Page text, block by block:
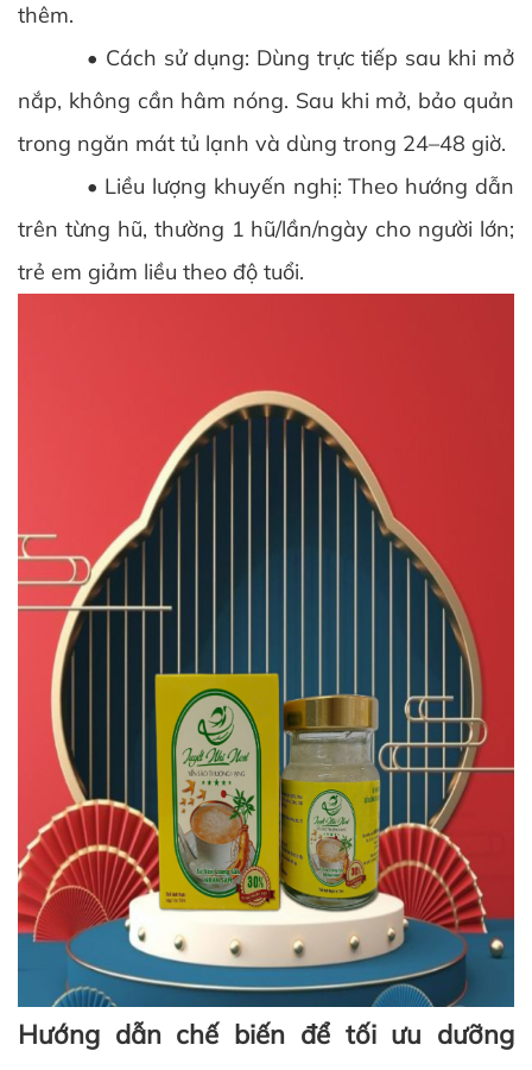
thêm.
• Cách sử dụng: Dùng trực tiếp sau khi mở
nắp, không cần hâm nóng. Sau khi mở, bảo quản
trong ngăn mát tủ lạnh và dùng trong 24–48 giờ.
• Liều lượng khuyến nghị: Theo hướng dẫn
trên từng hũ, thường 1 hũ/lần/ngày cho người lớn;
trẻ em giảm liều theo độ tuổi.
Hướng dẫn chế biến để tối ưu dưỡng